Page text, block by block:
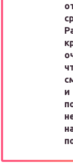
и